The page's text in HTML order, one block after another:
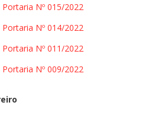
Portaria Nº 015/2022
Portaria Nº 014/2022
Portaria Nº 011/2022
Portaria Nº 009/2022